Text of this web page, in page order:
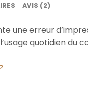
AVIS (2)
une erreur
quotidien du